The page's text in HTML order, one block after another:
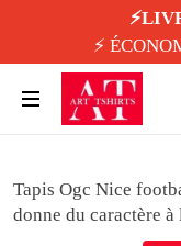
⚡️
Tapis Ogc Nice
donne du caractère à